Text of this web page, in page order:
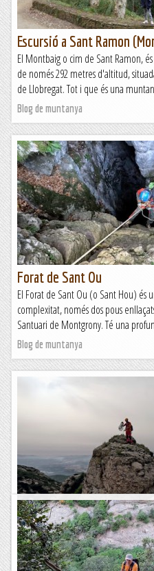
Escursió a Sant Ramon
El Montbaig o cim de Sant Ramon,
de només 292 metres d'altitud,
de Llobregat. Tot i que és una
Blog de muntanya
Forat de Sant Ou
El Forat de Sant Ou (o Sant Hou) és
complexitat, només dos pous
Santuari de Montgrony. Té una
Blog de muntanya
Torrent Fondo i Serrat dels
El Serrat dels Escolans és una cresta
separa les petites valls del Torrent
Escolans. El seu recorregut no és...